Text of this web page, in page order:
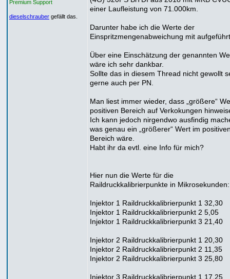
Premium Support
dieselschrauber gefällt das.
einer Laufleistung von 71.000km.
Darunter habe ich die Werte der
Einspritzmengenabweichung mit
Über eine Einschätzung der genannten
wäre ich sehr dankbar.
Sollte das in diesem Thread nicht gewollt
gerne auch per PN.
Man liest immer wieder, dass „größere“
positiven Bereich auf Verkokungen
Ich kann jedoch nirgendwo ausfindig
was genau ein „größerer“ Wert im
Bereich wäre.
Habt ihr da evtl. eine Info für mich?
Hier nun die Werte für die
Raildruckkalibrierpunkte in Mikrosekunden:
Injektor 1 Raildruckkalibrierpunkt 1 32,30
Injektor 1 Raildruckkalibrierpunkt 2 5,05
Injektor 1 Raildruckkalibrierpunkt 3 21,40
Injektor 2 Raildruckkalibrierpunkt 1 20,30
Injektor 2 Raildruckkalibrierpunkt 2 11,35
Injektor 2 Raildruckkalibrierpunkt 3 25,80
Injektor 3 Raildruckkalibrierpunkt 1 17,25